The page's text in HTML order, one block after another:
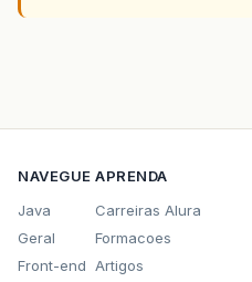
NAVEGUE
Java
Geral
Front-end
APRENDA
Carreiras Alura
Formacoes
Artigos